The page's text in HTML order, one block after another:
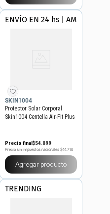
ENVÍO EN 24 hs | AMBA
SKIN1004
Protector Solar Corporal
Skin1004 Centella Air-Fit Plus
Precio final$54.099
Precio sin impuestos nacionales $44.710
Agregar producto
TRENDING